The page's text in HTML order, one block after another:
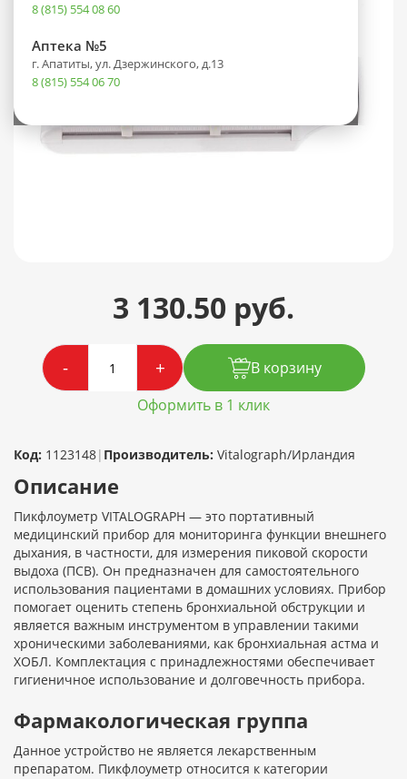
8 (815) 554 08 60
Аптека №5
г. Апатиты, ул. Дзержинского, д.13
8 (815) 554 06 70
3 130.50 руб.
- +
В корзину
Оформить в 1 клик
Код: 1123148| Производитель: Vitalograph/Ирландия
Описание
Пикфлоуметр VITALOGRAPH — это портативный
медицинский прибор для мониторинга функции внешнего
дыхания, в частности, для измерения пиковой скорости
выдоха (ПСВ). Он предназначен для самостоятельного
использования пациентами в домашних условиях. Прибор
помогает оценить степень бронхиальной обструкции и
является важным инструментом в управлении такими
хроническими заболеваниями, как бронхиальная астма и
ХОБЛ. Комплектация с принадлежностями обеспечивает
гигиеничное использование и долговечность прибора.
Фармакологическая группа
Данное устройство не является лекарственным
препаратом. Пикфлоуметр относится к категории